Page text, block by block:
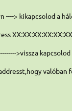
----> kikapcsolod a
>vissza
valóban